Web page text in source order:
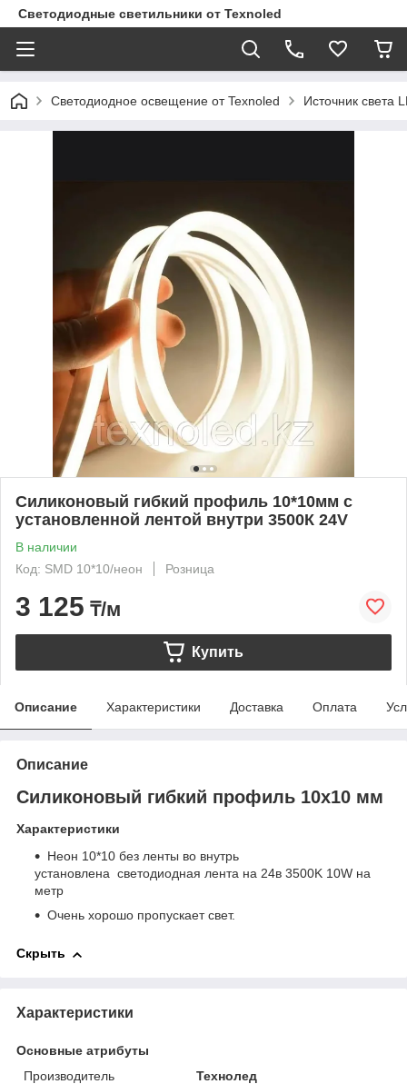
Светодиодные светильники от Texnoled
Светодиодное освещение от Texnoled Источник света
Силиконовый гибкий профиль 10*10мм с
установленной лентой внутри 3500К 24V
В наличии
Код: SMD 10*10/неон
Розница
3 125 ₸/м
Купить
Описание Характеристики Доставка Оплата
Описание
Силиконовый гибкий профиль 10x10 мм
Характеристики
Неон 10*10 без ленты во внутрь
установлена светодиодная лента на 24в 3500K 10W на
метр
Очень хорошо пропускает свет.
Скрыть
Характеристики
Основные атрибуты
Производитель
Технолед